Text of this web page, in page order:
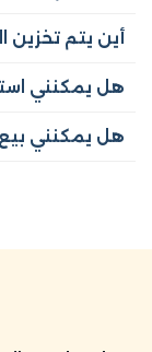
أين يتم تخزين
هل يمكنني
هل يمكنني بيع